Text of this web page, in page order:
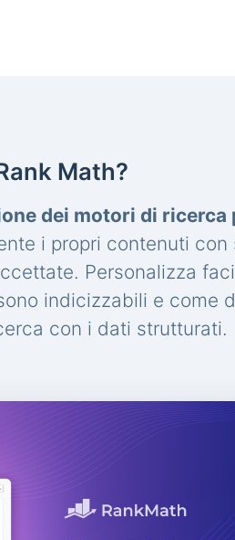
Math?
dei motori di ricerca
i propri contenuti
Personalizza
indicizzabili e come
con i dati strutturati.